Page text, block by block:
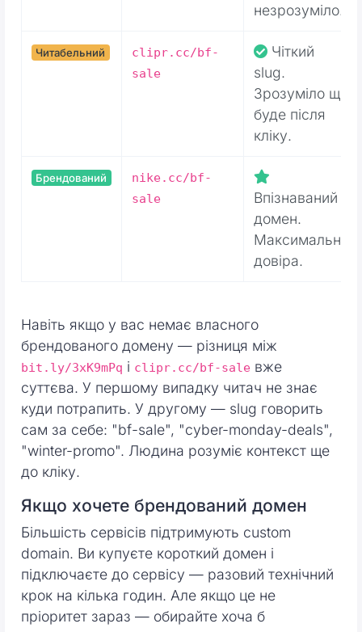
незрозуміло.
Читабельний
clipr.cc/bf-
sale
Чіткий
slug.
Зрозуміло що
буде після
кліку.
Брендований
nike.cc/bf-
sale
Впізнаваний
домен.
Максимальна
довіра.
Навіть якщо у вас немає власного
брендованого домену — різниця між
bit.ly/3xK9mPq і clipr.cc/bf-sale вже
суттєва. У першому випадку читач не знає
куди потрапить. У другому — slug говорить
сам за себе: "bf-sale", "cyber-monday-deals",
"winter-promo". Людина розуміє контекст ще
до кліку.
Якщо хочете брендований домен
Більшість сервісів підтримують custom
domain. Ви купуєте короткий домен і
підключаєте до сервісу — разовий технічний
крок на кілька годин. Але якщо це не
пріоритет зараз — обирайте хоча б